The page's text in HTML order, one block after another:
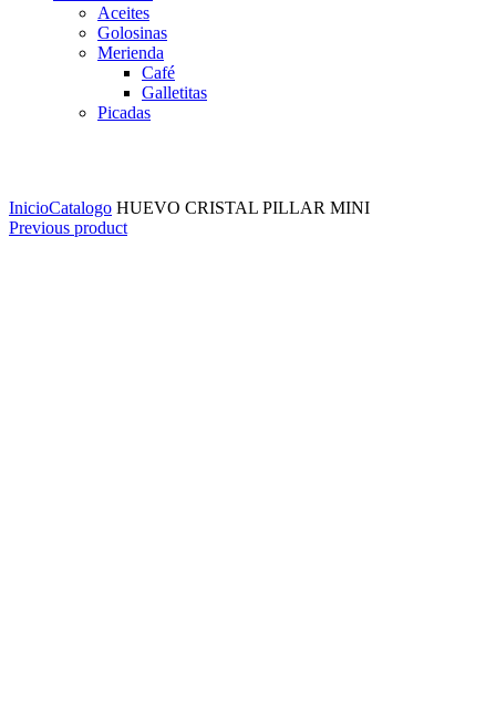
Aceites
Golosinas
Merienda
Café
Galletitas
Picadas
InicioCatalogo HUEVO CRISTAL PILLAR MINI
Previous product